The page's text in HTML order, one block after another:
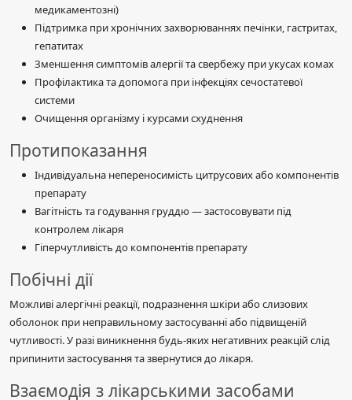
медикаментозні)
Підтримка при хронічних захворюваннях печінки, гастритах,
гепатитах
Зменшення симптомів алергії та свербежу при укусах комах
Профілактика та допомога при інфекціях сечостатевої
системи
Очищення організму і курсами схуднення
Протипоказання
Індивідуальна непереносимість цитрусових або компонентів
препарату
Вагітність та годування груддю — застосовувати під
контролем лікаря
Гіперчутливість до компонентів препарату
Побічні дії
Можливі алергічні реакції, подразнення шкіри або слизових
оболонок при неправильному застосуванні або підвищеній
чутливості. У разі виникнення будь-яких негативних реакцій слід
припинити застосування та звернутися до лікаря.
Взаємодія з лікарськими засобами